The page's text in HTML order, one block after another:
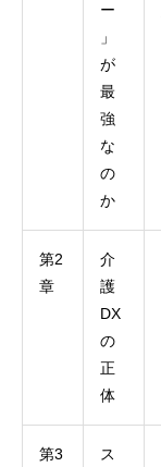
ー
」
が
最
強
な
の
か
第2
章
介
護
DX
の
正
体
第3
ス